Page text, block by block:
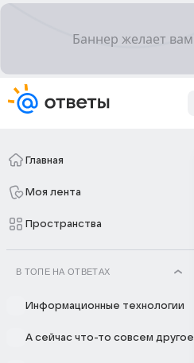
Главная
Моя лента
Пространства
В ТОПЕ НА ОТВЕТАХ
Информационные технологии
А сейчас что-то совсем другое